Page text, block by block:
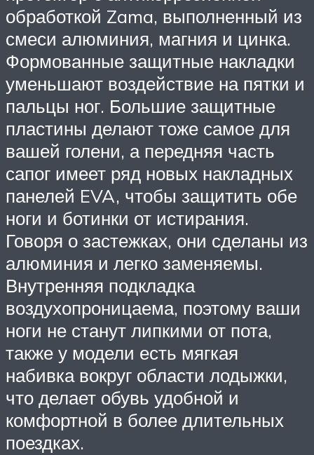
обработкой Zama, выполненный из
смеси алюминия, магния и цинка.
Формованные защитные накладки
уменьшают воздействие на пятки и
пальцы ног. Большие защитные
пластины делают тоже самое для
вашей голени, а передняя часть
сапог имеет ряд новых накладных
панелей EVA, чтобы защитить обе
ноги и ботинки от истирания.
Говоря о застежках, они сделаны из
алюминия и легко заменяемы.
Внутренняя подкладка
воздухопроницаема, поэтому ваши
ноги не станут липкими от пота,
также у модели есть мягкая
набивка вокруг области лодыжки,
что делает обувь удобной и
комфортной в более длительных
поездках.